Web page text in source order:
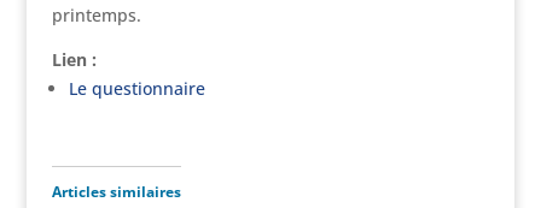
printemps.
Lien :
Le questionnaire
Articles similaires